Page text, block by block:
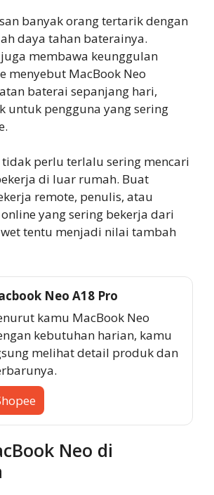
banyak orang tertarik dengan
daya tahan baterainya.
membawa keunggulan
menyebut MacBook Neo
baterai sepanjang hari,
untuk pengguna yang sering
perlu terlalu sering mencari
di luar rumah. Buat
remote, penulis, atau
yang sering bekerja dari
tentu menjadi nilai tambah
Neo A18 Pro
kamu MacBook Neo
kebutuhan harian, kamu
melihat detail produk dan
Neo di